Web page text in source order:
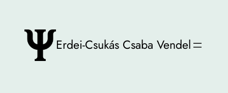
tartalomhoz
Erdei-Csukás Csaba Vendel